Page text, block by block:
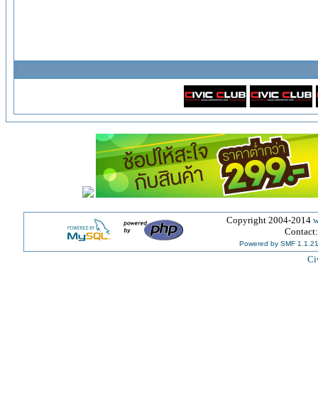
Copyright 2004-2014
Powered by SMF 1.1.21